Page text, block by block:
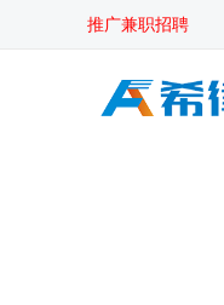
推广兼职招聘